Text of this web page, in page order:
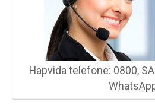
Hapvida telefone: 0800,